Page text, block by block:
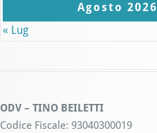
Agosto 2026
« Lug
ODV – TINO BEILETTI
Codice Fiscale: 93040300019